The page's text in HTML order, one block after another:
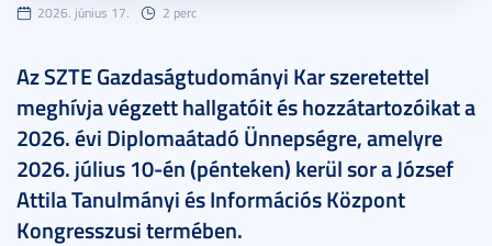
2026. június 17. 2 perc
Az SZTE Gazdaságtudományi Kar szeretettel
meghívja végzett hallgatóit és hozzátartozóikat a
2026. évi Diplomaátadó Ünnepségre, amelyre
2026. július 10-én (pénteken) kerül sor a József
Attila Tanulmányi és Információs Központ
Kongresszusi termében.